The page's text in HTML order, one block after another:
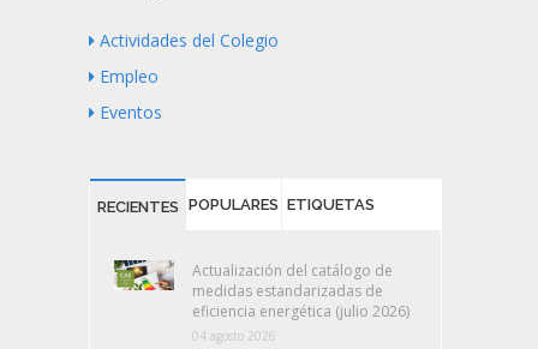
Actividades del Colegio
Empleo
Eventos
RECIENTES POPULARES ETIQUETAS
Actualización del catálogo de
medidas estandarizadas de
eficiencia energética (julio 2026)
04 agosto 2026